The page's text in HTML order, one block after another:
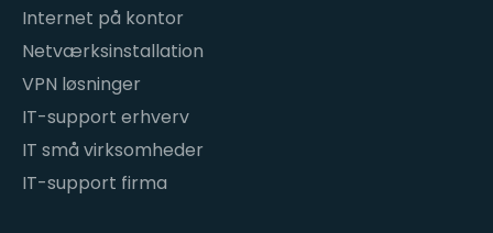
Internet på kontor
Netværksinstallation
VPN løsninger
IT-support erhverv
IT små virksomheder
IT-support firma